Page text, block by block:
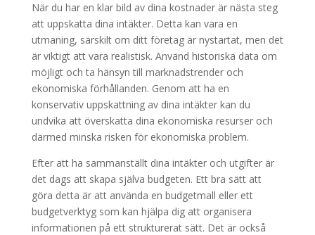
När du har en klar bild av dina kostnader är nästa steg
att uppskatta dina intäkter. Detta kan vara en
utmaning, särskilt om ditt företag är nystartat, men det
är viktigt att vara realistisk. Använd historiska data om
möjligt och ta hänsyn till marknadstrender och
ekonomiska förhållanden. Genom att ha en
konservativ uppskattning av dina intäkter kan du
undvika att överskatta dina ekonomiska resurser och
därmed minska risken för ekonomiska problem.
Efter att ha sammanställt dina intäkter och utgifter är
det dags att skapa själva budgeten. Ett bra sätt att
göra detta är att använda en budgetmall eller ett
budgetverktyg som kan hjälpa dig att organisera
informationen på ett strukturerat sätt. Det är också